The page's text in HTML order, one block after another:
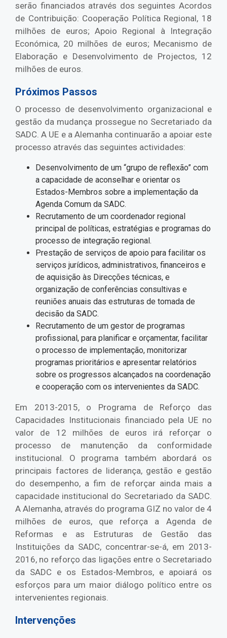
serão financiados através dos seguintes Acordos
de Contribuição: Cooperação Política Regional, 18
milhões de euros; Apoio Regional à Integração
Económica, 20 milhões de euros; Mecanismo de
Elaboração e Desenvolvimento de Projectos, 12
milhões de euros.
Próximos Passos
O processo de desenvolvimento organizacional e
gestão da mudança prossegue no Secretariado da
SADC. A UE e a Alemanha continuarão a apoiar este
processo através das seguintes actividades:
Desenvolvimento de um “grupo de reflexão” com
a capacidade de aconselhar e orientar os
Estados-Membros sobre a implementação da
Agenda Comum da SADC.
Recrutamento de um coordenador regional
principal de políticas, estratégias e programas do
processo de integração regional.
Prestação de serviços de apoio para facilitar os
serviços jurídicos, administrativos, financeiros e
de aquisição às Direcções técnicas, e
organização de conferências consultivas e
reuniões anuais das estruturas de tomada de
decisão da SADC.
Recrutamento de um gestor de programas
profissional, para planificar e orçamentar, facilitar
o processo de implementação, monitorizar
programas prioritários e apresentar relatórios
sobre os progressos alcançados na coordenação
e cooperação com os intervenientes da SADC.
Em 2013-2015, o Programa de Reforço das
Capacidades Institucionais financiado pela UE no
valor de 12 milhões de euros irá reforçar o
processo de manutenção da conformidade
institucional. O programa também abordará os
principais factores de liderança, gestão e gestão
do desempenho, a fim de reforçar ainda mais a
capacidade institucional do Secretariado da SADC.
A Alemanha, através do programa GIZ no valor de 4
milhões de euros, que reforça a Agenda de
Reformas e as Estruturas de Gestão das
Instituições da SADC, concentrar-se-á, em 2013-
2016, no reforço das ligações entre o Secretariado
da SADC e os Estados-Membros, e apoiará os
esforços para um maior diálogo político entre os
intervenientes regionais.
Intervenções